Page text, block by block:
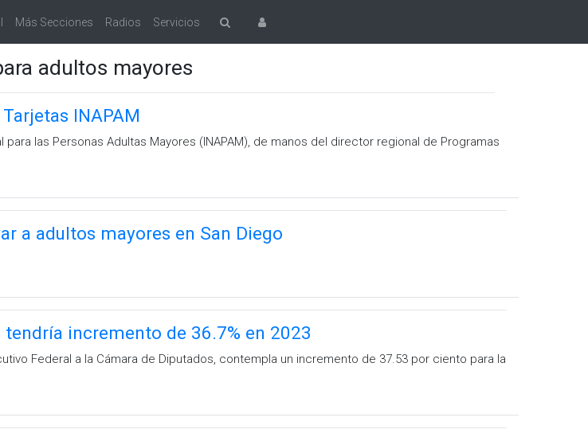
Más Secciones Radios Servicios
adultos mayores
INAPAM
las Personas Adultas Mayores (INAPAM), de manos del director regional de Programas
a adultos mayores en San Diego
incremento de 36.7% en 2023
Federal a la Cámara de Diputados, contempla un incremento de 37.53 por ciento para la